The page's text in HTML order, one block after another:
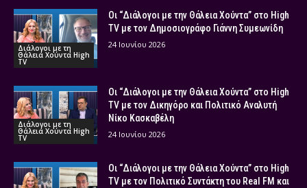
Διάλογοι με τη
Θάλεια Χούντα High
TV
Οι “Διάλογοι με την Θάλεια Χούντα” στο High
TV με τον Δημοσιογράφο Γιάννη Συμεωνίδη
24 Ιουνίου 2026
Διάλογοι με τη
Θάλεια Χούντα High
TV
Οι “Διάλογοι με την Θάλεια Χούντα” στο High
TV με τον Δικηγόρο και Πολιτικό Αναλυτή
Νίκο Κασκαβέλη
24 Ιουνίου 2026
Οι “Διάλογοι με την Θάλεια Χούντα” στο High
TV με τον Πολιτικό Συντάκτη του Real FM και